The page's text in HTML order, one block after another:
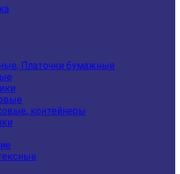
Платочки бумажные
контейнеры